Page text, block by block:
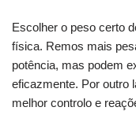
Escolher o peso certo
física. Remos mais
potência, mas podem
eficazmente. Por outro
melhor controlo e